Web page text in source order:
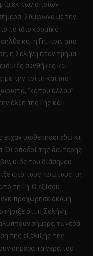
εκ των οποίων
Σύμφωνα με την
το ίδιο κοσμικό
και η Γη, πριν από
η Σελήνη ήταν τμήμα
συνθήκες και
την τρίτη και πιο
“κάπου αλλού”
έλξη της Γης και
υιοθετήσει εδώ κι
Οι οπαδοί της δεύτερης
υιός του διάσημου
από τους πρώτους τη
τη Γη. Ο εξίσου
προχώρησε ακόμη
ότι η Σελήνη
σήμερα τα νερά
της εξέλιξής της.
σήμερα τα νερά του